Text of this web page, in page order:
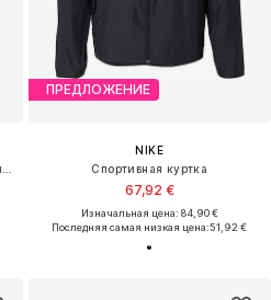
ПРЕДЛОЖЕНИЕ
NIKE
Спортивная куртка
67,92 €
Изначальная цена: 84,90 €
Последняя самая низкая цена:51,92 €